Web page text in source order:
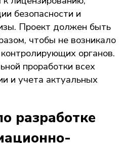
безопасности и
Проект должен быть
чтобы не возникало
органов.
проработки всех
и учета актуальных
разработке